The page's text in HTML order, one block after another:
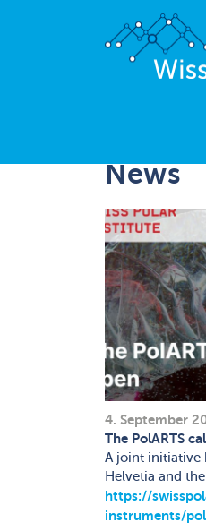
News
4. September
The PolARTS
A joint initiative
Helvetia and
https://
instruments/